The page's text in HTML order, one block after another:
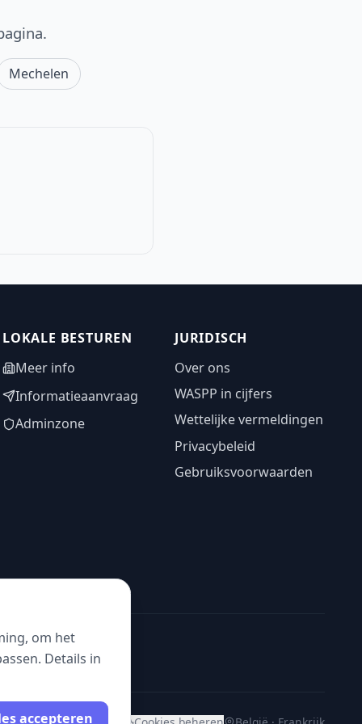
Mechelen
LOKALE BESTUREN
Meer info
Informatieaanvraag
Adminzone
JURIDISCH
Over ons
WASPP in cijfers
Wettelijke vermeldingen
Privacybeleid
Gebruiksvoorwaarden
om het
Details in
accepteren